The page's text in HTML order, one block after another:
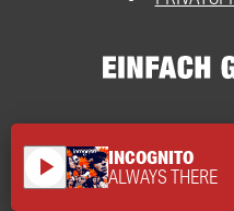
play_arrow INCOGNITO
ALWAYS THERE